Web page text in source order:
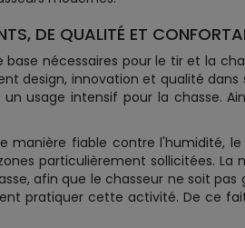
DE QUALITÉ ET
nécessaires pour le tir et la
design, innovation et qualité
usage intensif pour la chasse.
manière fiable contre l'humidité,
particulièrement sollicitées.
afin que le chasseur ne soit
pratiquer cette activité. De ce